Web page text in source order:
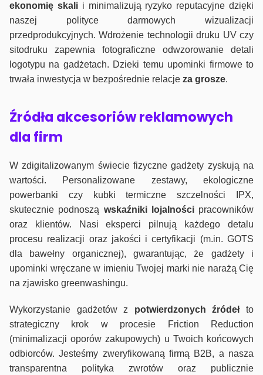
ekonomię skalii minimalizują ryzyko reputacyjne dzięki
naszej polityce darmowych wizualizacji
przedprodukcyjnych. Wdrożenie technologii druku UV czy
sitodruku zapewnia fotograficzne odwzorowanie detali
logotypu na gadżetach. Dzieki temu upominki firmowe to
trwała inwestycja w bezpośrednie relacje za grosze.
Źródła akcesoriów reklamowych
dla firm
W zdigitalizowanym świecie fizyczne gadżety zyskują na
wartości. Personalizowane zestawy, ekologiczne
powerbanki czy kubki termiczne szczelności IPX,
skutecznie podnoszą wskaźniki lojalnościpracowników
oraz klientów. Nasi eksperci pilnują każdego detalu
procesu realizacji oraz jakości i certyfikacji (m.in. GOTS
dla bawełny organicznej), gwarantując, że gadżety i
upominki wręczane w imieniu Twojej marki nie narażą Cię
na zjawisko greenwashingu.
Wykorzystanie gadżetów z potwierdzonych źródełto
strategiczny krok w procesie Friction Reduction
(minimalizacji oporów zakupowych) u Twoich końcowych
odbiorców. Jesteśmy zweryfikowaną firmą B2B, a nasza
transparentna polityka zwrotów oraz publicznie